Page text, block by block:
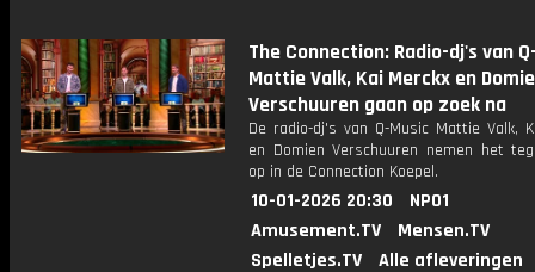
The Connection: Radio-dj's van
Mattie Valk, Kai Merckx en
Verschuuren gaan op zoek na
De radio-dj's van Q-Music Mattie Valk,
en Domien Verschuuren nemen het
op in de Connection Koepel.
10-01-2026 20:30
NPO1
Amusement.TV
Mensen.TV
Spelletjes.TV
Alle afleveringen